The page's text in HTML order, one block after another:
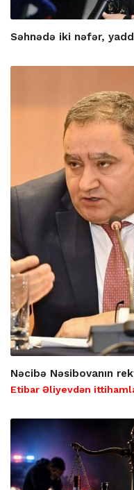
Səhnədə iki nəfər,
Nəcibə Nəsibovanın
Etibar Əliyevdən